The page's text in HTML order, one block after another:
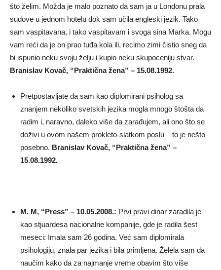
što želim. Možda je malo poznato da sam ja u Londonu prala
sudove u jednom hotelu dok sam učila engleski jezik. Tako
sam vaspitavana, i tako vaspitavam i svoga sina Marka. Mogu
vam reći da je on prao tuđa kola ili, recimo zimi čistio sneg da
bi ispunio neku svoju želju i kupio neku skupoceniju stvar.
Branislav Kovač, “Praktična žena” – 15.08.1992.
Pretpostavljate da sam kao diplomirani psiholog sa
znanjem nekoliko svetskih jezika mogla mnogo štošta da
radim i, naravno, daleko više da zarađujem, ali ono što se
doživi u ovom našem prokleto-slatkom poslu – to je nešto
posebno. Branislav Kovač, “Praktična žena” –
15.08.1992.
M. M, “Press” – 10.05.2008.: Prvi pravi dinar zaradila je
kao stjuardesa nacionalne kompanije, gde je radila šest
meseci: Imala sam 26 godina. Već sam diplomirala
psihologiju, znala par jezika i bila primljena. Želela sam da
naučim kako da za najmanje vreme obavim što više